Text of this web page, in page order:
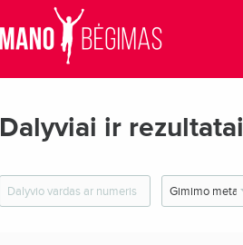
Dalyviai ir rezultatai